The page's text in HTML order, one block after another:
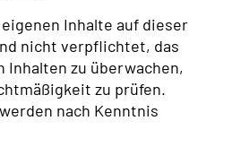
Inhalte auf dieser
nicht verpflichtet, das
Inhalten zu überwachen,
zu prüfen.
nach Kenntnis